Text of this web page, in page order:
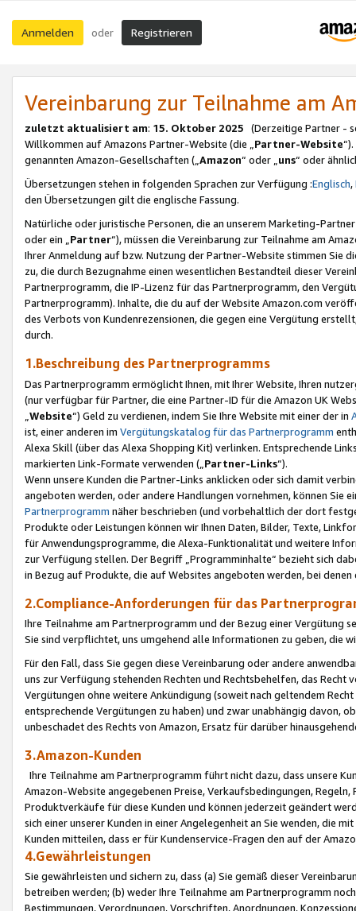
Anmelden oder Registrieren
Vereinbarung zur Teilnahme am
zuletzt aktualisiert am: 15. Oktober 2025 (Derzeitige Partner -
Willkommen auf Amazons Partner-Website (die „Partner-Website
genannten Amazon-Gesellschaften („Amazon“ oder „uns“ oder
Übersetzungen stehen in folgenden Sprachen zur Verfügung :Englisch,
den Übersetzungen gilt die englische Fassung.
Natürliche oder juristische Personen, die an unserem Marketing-
oder ein „Partner“), müssen die Vereinbarung zur Teilnahme am
Ihrer Anmeldung auf bzw. Nutzung der Partner-Website stimmen Sie
zu, die durch Bezugnahme einen wesentlichen Bestandteil dieser
Partnerprogramm, die IP-Lizenz für das Partnerprogramm, den
Partnerprogramm). Inhalte, die du auf der Website Amazon.com
des Verbots von Kundenrezensionen, die gegen eine Vergütung
durch.
1.Beschreibung des Partnerprogramms
Das Partnerprogramm ermöglicht Ihnen, mit Ihrer Website, Ihren
(nur verfügbar für Partner, die eine Partner-ID für die Amazon UK
Website“) Geld zu verdienen, indem Sie Ihre Website mit einer der in
ist, einer anderen im Vergütungskatalog für das Partnerprogramm
Alexa Skill (über das Alexa Shopping Kit) verlinken. Entsprechende
markierten Link-Formate verwenden („ Partner-Links“).
Wenn unsere Kunden die Partner-Links anklicken oder sich damit
angeboten werden, oder andere Handlungen vornehmen, können Sie
Partnerprogramm näher beschrieben (und vorbehaltlich der dort
Produkte oder Leistungen können wir Ihnen Daten, Bilder, Texte,
für Anwendungsprogramme, die Alexa-Funktionalität und weitere
zur Verfügung stellen. Der Begriff „Programminhalte“ bezieht sich
in Bezug auf Produkte, die auf Websites angeboten werden, bei
2.Compliance-Anforderungen für das
Ihre Teilnahme am Partnerprogramm und der Bezug einer Vergütung
Sie sind verpflichtet, uns umgehend alle Informationen zu geben, die
Für den Fall, dass Sie gegen diese Vereinbarung oder andere
uns zur Verfügung stehenden Rechten und Rechtsbehelfen, das
Vergütungen ohne weitere Ankündigung (soweit nach geltendem
entsprechende Vergütungen zu haben) und zwar unabhängig davon,
unbeschadet des Rechts von Amazon, Ersatz für darüber
3.Amazon-Kunden
Ihre Teilnahme am Partnerprogramm führt nicht dazu, dass unsere
Amazon-Website angegebenen Preise, Verkaufsbedingungen,
Produktverkäufe für diese Kunden und können jederzeit geändert
sich einer unserer Kunden in einer Angelegenheit an Sie wenden, die
Kunden mitteilen, dass er für Kundenservice-Fragen den auf der
4.Gewährleistungen
Sie gewährleisten und sichern zu, dass (a) Sie gemäß dieser
betreiben werden; (b) weder Ihre Teilnahme am Partnerprogramm
Bestimmungen, Verordnungen, Vorschriften, Anordnungen,